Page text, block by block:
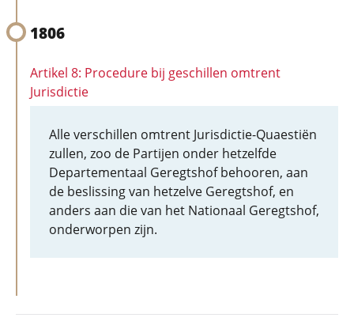
1806
Artikel 8: Procedure bij geschillen omtrent
Jurisdictie
Alle verschillen omtrent Jurisdictie-Quaestiën
zullen, zoo de Partijen onder hetzelfde
Departementaal Geregtshof behooren, aan
de beslissing van hetzelve Geregtshof, en
anders aan die van het Nationaal Geregtshof,
onderworpen zijn.